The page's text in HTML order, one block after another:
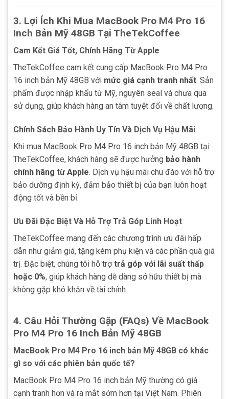
3. Lợi Ích Khi Mua MacBook Pro M4 Pro 16
Inch Bản Mỹ 48GB Tại TheTekCoffee
Cam Kết Giá Tốt, Chính Hãng Từ Apple
TheTekCoffee cam kết cung cấp MacBook Pro M4 Pro
16 inch bản Mỹ 48GB với mức giá cạnh tranh nhất. Sản
phẩm được nhập khẩu từ Mỹ, nguyên seal và chưa qua
sử dụng, giúp khách hàng an tâm tuyệt đối về chất lượng.
Chính Sách Bảo Hành Uy Tín Và Dịch Vụ Hậu Mãi
Khi mua MacBook Pro M4 Pro 16 inch bản Mỹ 48GB tại
TheTekCoffee, khách hàng sẽ được hưởng bảo hành
chính hãng từ Apple. Dịch vụ hậu mãi chu đáo với hỗ trợ
bảo dưỡng định kỳ, đảm bảo thiết bị của bạn luôn hoạt
động tốt và bền bỉ.
Ưu Đãi Đặc Biệt Và Hỗ Trợ Trả Góp Linh Hoạt
TheTekCoffee mang đến các chương trình ưu đãi hấp
dẫn như giảm giá, tặng kèm phụ kiện và các phần quà giá
trị. Đặc biệt, chúng tôi hỗ trợtrả góp với lãi suất thấp
hoặc 0%, giúp khách hàng dễ dàng sở hữu thiết bị mà
không gặp khó khăn về tài chính.
4. Câu Hỏi Thường Gặp (FAQs) Về MacBook
Pro M4 Pro 16 Inch Bản Mỹ 48GB
MacBook Pro M4 Pro 16 inch bản Mỹ 48GB có khác
gì so với các phiên bản quốc tế?
MacBook Pro M4 Pro 16 inch bản Mỹ thường có giá
cạnh tranh hơn và ra mắt sớm hơn tại Việt Nam. Phiên